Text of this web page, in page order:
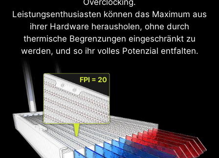
Overclocking.
Leistungsenthusiasten können das Maximum aus
ihrer Hardware herausholen, ohne durch
thermische Begrenzungen eingeschränkt zu
werden, und so ihr volles Potenzial entfalten.
FPI = 20